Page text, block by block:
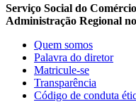
Serviço Social do Comércio
Administração Regional
Quem somos
Palavra do diretor
Matricule-se
Transparência
Código de conduta